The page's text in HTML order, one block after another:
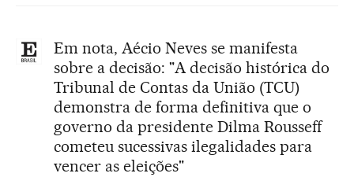
Em nota, Aécio Neves se manifesta
sobre a decisão: "A decisão histórica do
Tribunal de Contas da União (TCU)
demonstra de forma definitiva que o
governo da presidente Dilma Rousseff
cometeu sucessivas ilegalidades para
vencer as eleições"